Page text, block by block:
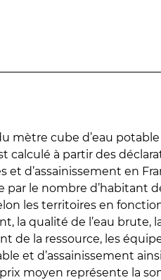
mètre cube d’eau potable
calculé à partir des
et d’assainissement en
par le nombre d’habitant
les territoires en
la qualité de l’eau brute,
de la ressource, les
et d’assainissement
moyen représente la